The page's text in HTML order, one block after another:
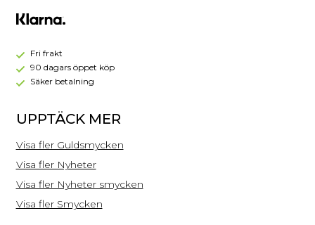
Halsband
PLH002G
Fri frakt
90 dagars öppet köp
Säker betalning
UPPTÄCK MER
Visa fler Guldsmycken
Visa fler Nyheter
Visa fler Nyheter smycken
Visa fler Smycken